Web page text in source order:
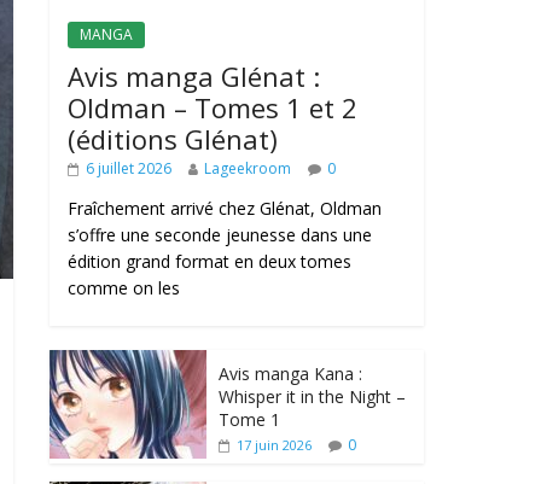
MANGA
Avis manga Glénat :
Oldman – Tomes 1 et 2
(éditions Glénat)
6 juillet 2026 Lageekroom 0
Fraîchement arrivé chez Glénat, Oldman
s’offre une seconde jeunesse dans une
édition grand format en deux tomes
comme on les
Avis manga Kana :
Whisper it in the Night –
Tome 1
17 juin 2026 0